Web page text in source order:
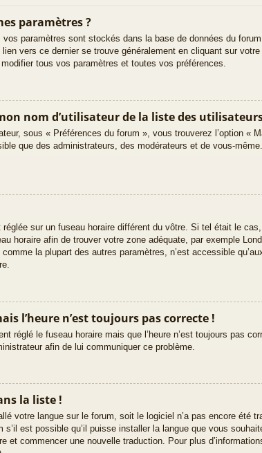
paramètres ?
paramètres sont stockés dans la base de données du
vers ce dernier se trouve généralement en cliquant sur
tous vos paramètres et toutes vos préférences.
nom d’utilisateur de la liste des
sous « Préférences du forum », vous trouverez l’option «
que des administrateurs, des modérateurs et de vous-
réglée sur un fuseau horaire différent du vôtre. Si tel était le
horaire afin de trouver votre zone adéquate, par exemple
la plupart des autres paramètres, n’est accessible
l’heure n’est toujours pas correcte !
réglé le fuseau horaire mais que l’heure n’est toujours pas
afin de lui communiquer ce problème.
la liste !
votre langue sur le forum, soit le logiciel n’a pas encore été
s’il est possible qu’il puisse installer la langue que vous
et commencer une nouvelle traduction. Pour plus